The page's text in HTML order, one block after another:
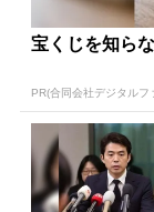
宝くじを知ら
PR(合同会社デジタルフ